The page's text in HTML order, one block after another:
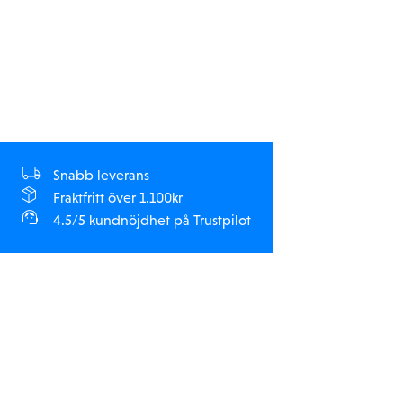
Snabb leverans
Fraktfritt över 1.100kr
4.5/5 kundnöjdhet på Trustpilot